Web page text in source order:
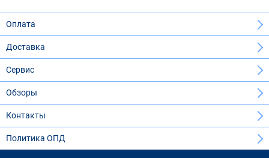
Оплата
Доставка
Сервис
Обзоры
Контакты
Политика ОПД